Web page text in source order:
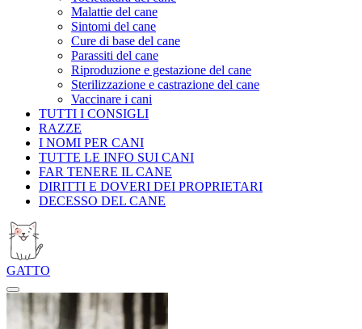
Malattie del cane
Sintomi del cane
Cure di base del cane
Parassiti del cane
Riproduzione e gestazione del cane
Sterilizzazione e castrazione del cane
Vaccinare i cani
TUTTI I CONSIGLI
RAZZE
I NOMI PER CANI
TUTTE LE INFO SUI CANI
FAR TENERE IL CANE
DIRITTI E DOVERI DEI PROPRIETARI
DECESSO DEL CANE
GATTO